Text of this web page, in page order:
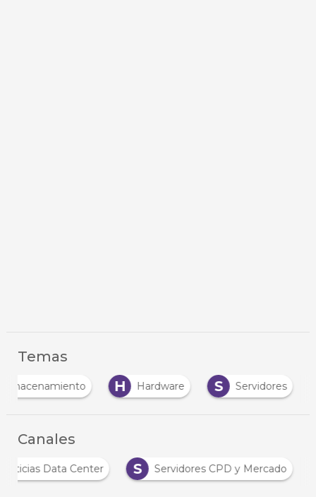
Temas
Almacenamiento H Hardware S Servidores
Canales
Noticias Data Center S Servidores CPD y Mercado